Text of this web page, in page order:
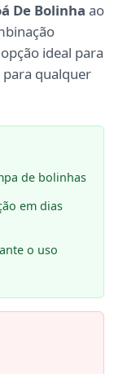
De Bolinha ao
ideal para
qualquer
de bolinhas
em dias
o uso